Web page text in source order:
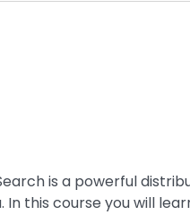
is a powerful
this course you will